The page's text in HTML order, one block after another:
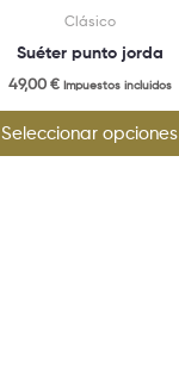
Clásico
Suéter punto jorda
49,00 € Impuestos incluidos
Seleccionar opciones